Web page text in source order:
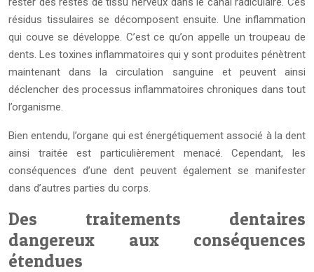
résidus tissulaires se décomposent ensuite. Une inflammation
qui couve se développe. C’est ce qu’on appelle un troupeau de
dents. Les toxines inflammatoires qui y sont produites pénètrent
maintenant dans la circulation sanguine et peuvent ainsi
déclencher des processus inflammatoires chroniques dans tout
l’organisme.
Bien entendu, l’organe qui est énergétiquement associé à la dent
ainsi traitée est particulièrement menacé. Cependant, les
conséquences d’une dent peuvent également se manifester
dans d’autres parties du corps.
Des traitements dentaires
dangereux aux conséquences
étendues